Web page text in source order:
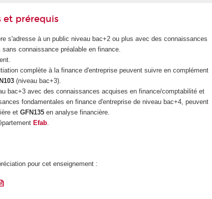
et prérequis
s'adresse à un public niveau bac+2 ou plus avec des connaissances
connaissance préalable en finance.
complète à la finance d'entreprise peuvent suivre en complément
(niveau bac+3).
bac+3 avec des connaissances acquises en finance/comptabilité et
fondamentales en finance d'entreprise de niveau bac+4, peuvent
etGFN135 en analyse financière.
Efab
pour cet enseignement :